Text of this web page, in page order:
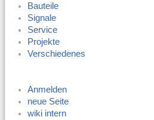
Bauteile
Signale
Service
Projekte
Verschiedenes
Anmelden
neue Seite
wiki intern